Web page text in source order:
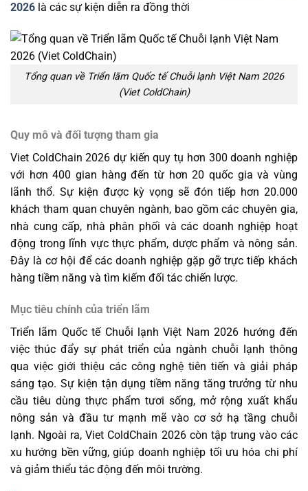
2026 là các sự kiện diễn ra đồng thời
Tổng quan về Triển lãm Quốc tế Chuỗi lạnh Việt Nam 2026
(Viet ColdChain)
Quy mô và đối tượng tham gia
Viet ColdChain 2026 dự kiến quy tụ hơn 300 doanh nghiệp
với hơn 400 gian hàng đến từ hơn 20 quốc gia và vùng
lãnh thổ. Sự kiện được kỳ vọng sẽ đón tiếp hơn 20.000
khách tham quan chuyên ngành, bao gồm các chuyên gia,
nhà cung cấp, nhà phân phối và các doanh nghiệp hoạt
động trong lĩnh vực thực phẩm, dược phẩm và nông sản.
Đây là cơ hội để các doanh nghiệp gặp gỡ trực tiếp khách
hàng tiềm năng và tìm kiếm đối tác chiến lược.
Mục tiêu chính của triển lãm
Triển lãm Quốc tế Chuỗi lạnh Việt Nam 2026 hướng đến
việc thúc đẩy sự phát triển của ngành chuỗi lạnh thông
qua việc giới thiệu các công nghệ tiên tiến và giải pháp
sáng tạo. Sự kiện tận dụng tiềm năng tăng trưởng từ nhu
cầu tiêu dùng thực phẩm tươi sống, mở rộng xuất khẩu
nông sản và đầu tư mạnh mẽ vào cơ sở hạ tầng chuỗi
lạnh. Ngoài ra, Viet ColdChain 2026 còn tập trung vào các
xu hướng bền vững, giúp doanh nghiệp tối ưu hóa chi phí
và giảm thiểu tác động đến môi trường.